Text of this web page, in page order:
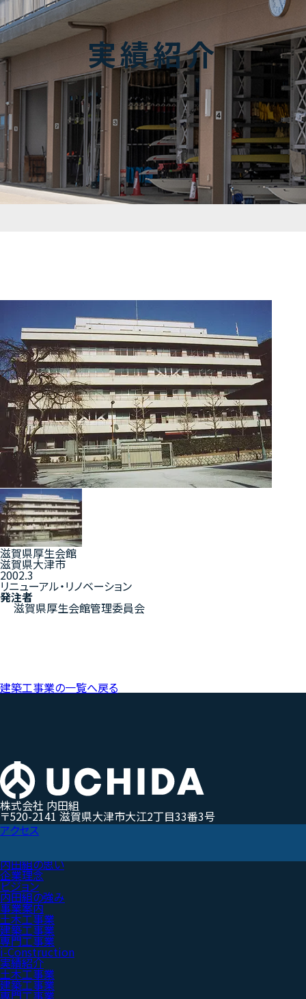
実績紹介
滋賀県厚生会館
滋賀県大津市
2002.3
リニューアル・リノベーション
発注者
滋賀県厚生会館管理委員会
建築工事業の一覧へ戻る
株式会社 内田組
〒520-2141 滋賀県大津市大江2丁目33番3号
アクセス
内田組の思い
企業理念
ビジョン
内田組の強み
事業案内
土木工事業
建築工事業
専門工事業
i-Construction
実績紹介
土木工事業
建築工事業
専門工事業